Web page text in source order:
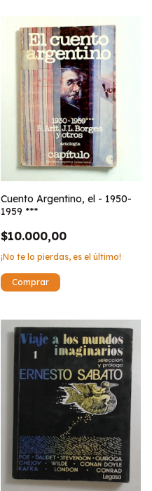
Cuento Argentino, el - 1950-
1959 ***
$10.000,00
¡No te lo pierdas, es el último!